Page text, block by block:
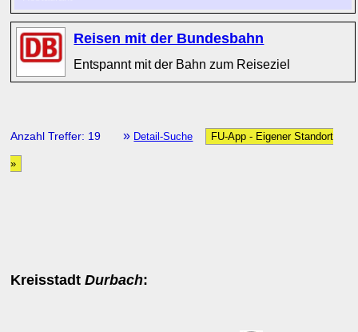
Reisen mit der Bundesbahn
Entspannt mit der Bahn zum Reiseziel
Anzahl Treffer: 19 » Detail-Suche FU-App - Eigener Standort
»
KreisstadtDurbach: